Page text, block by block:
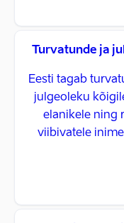
Turvatunde ja
Eesti tagab
julgeoleku
elanikele ning
viibivatele